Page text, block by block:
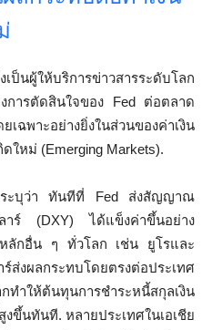
ป็นผู้ให้บริการข่าวสารระดับโลก
การตัดสินใจของ Fed ต่อตลาด
เฉพาะอย่างยิ่งในส่วนของค่าเงิน
ใหม่ (Emerging Markets).
ะบุว่า ทันทีที่ Fed ส่งสัญญาณ
าร์ (DXY) ได้แข็งค่าขึ้นอย่าง
หลักอื่น ๆ ทั่วโลก เช่น ยูโรและ
ส่งผลกระทบโดยตรงต่อประเทศ
ำให้ต้นทุนการชำระหนี้สกุลเงิน
งขึ้นทันที. หลายประเทศในเอเชีย